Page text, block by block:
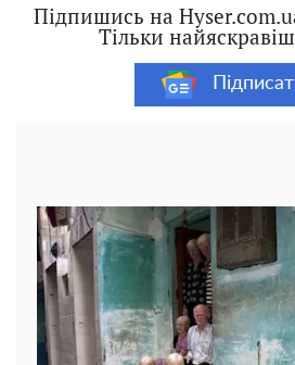
Підпишись на
Тільки